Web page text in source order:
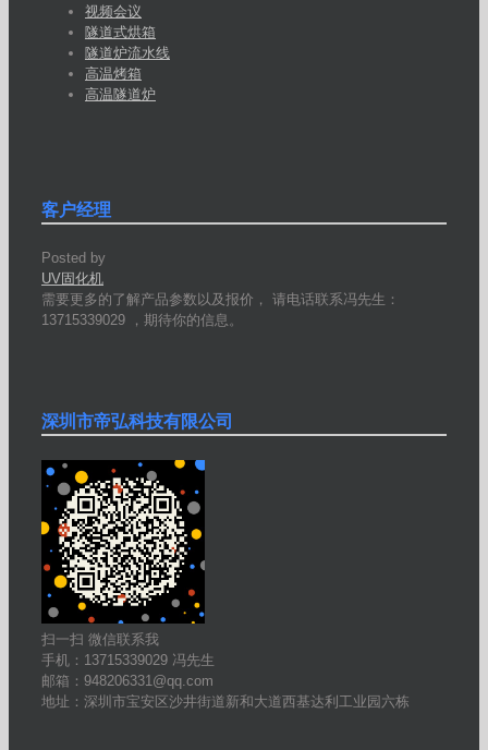
视频会议
隧道式烘箱
隧道炉流水线
高温烤箱
高温隧道炉
客户经理
Posted by
UV固化机
需要更多的了解产品参数以及报价， 请电话联系冯先生：
13715339029 ，期待你的信息。
深圳市帝弘科技有限公司
扫一扫 微信联系我
手机：13715339029 冯先生
邮箱：948206331@qq.com
地址：深圳市宝安区沙井街道新和大道西基达利工业园六栋